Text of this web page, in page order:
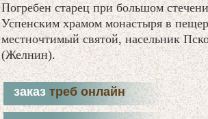
Погребен старец при большом
Успенским храмом монастыря в
местночтимый святой, насельник
(Желнин).
заказ треб онлайн